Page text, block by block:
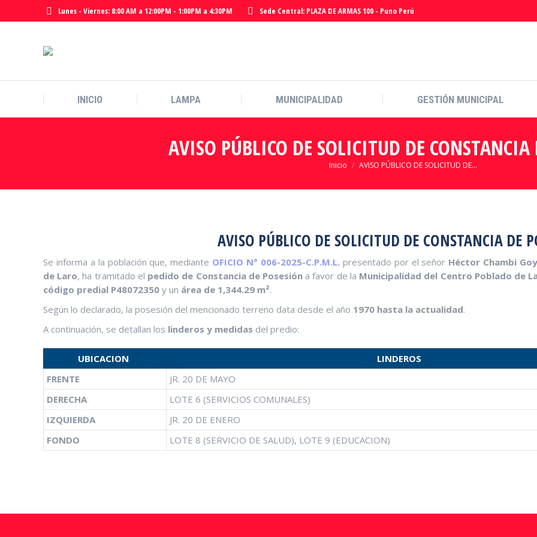
Lunes - Viernes: 8:00 AM a 12:00PM - 1:00PM a 4:30PM Sede Central: PLAZA DE ARMAS 100 - Puno Perú
INICIO LAMPA MUNICIPALIDAD GESTIÓN MUNICIPAL
AVISO PÚBLICO DE SOLICITUD DE CONSTANCIA
Estás aquí:
Inicio AVISO PÚBLICO DE SOLICITUD DE…
AVISO PÚBLICO DE SOLICITUD DE CONSTANCIA DE
Se informa a la población que, mediante OFICIO N° 006-2025-C.P.M.L. presentado por el señor Héctor Chambi
de Laro, ha tramitado el pedido de Constancia de Posesión a favor de la Municipalidad del Centro Poblado de
código predial P48072350 y un área de 1,344.29 m².
Según lo declarado, la posesión del mencionado terreno data desde el año 1970 hasta la actualidad.
A continuación, se detallan los linderos y medidas del predio:
UBICACION LINDEROS
FRENTE
JR. 20 DE MAYO
DERECHA
LOTE 6 (SERVICIOS COMUNALES)
IZQUIERDA
JR. 20 DE ENERO
FONDO
LOTE 8 (SERVICIO DE SALUD), LOTE 9 (EDUCACION)
INICIO LAMPA MUNICIPALIDAD GESTIÓN MUNICIPAL